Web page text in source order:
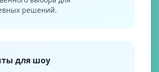
решений.
для шоу